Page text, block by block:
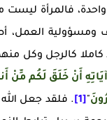
فالمرأة ليست
العمل،
كالرجل وكل
أَنْ خَلَقَ لَكُم مِّنْ
"
[1]
. فلقد جعل